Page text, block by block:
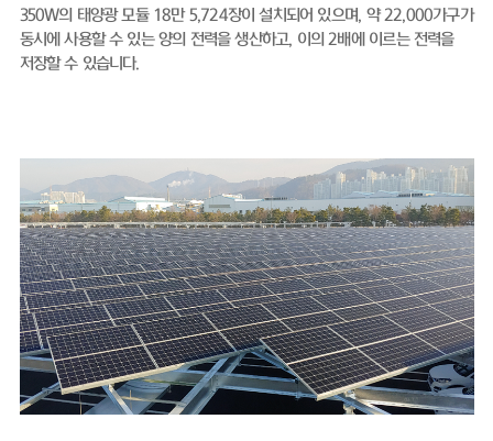
350W의 태양광 모듈 18만 5,724장이 설치되어 있으며, 약 22,000가구가
동시에 사용할 수 있는 양의 전력을 생산하고, 이의 2배에 이르는 전력을
저장할 수 있습니다.